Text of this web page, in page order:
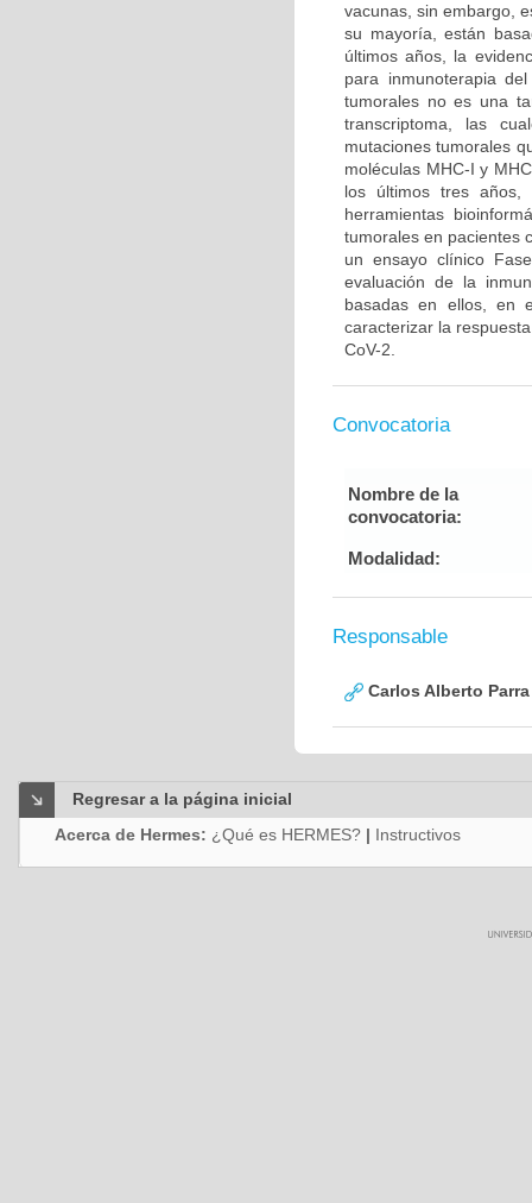
vacunas, sin embargo,
su mayoría, están
últimos años, la
para inmunoterapia
tumorales no es una
transcriptoma, las
mutaciones tumorales
moléculas MHC-I y
los últimos tres años,
herramientas
tumorales en pacientes
un ensayo clínico
evaluación de la
basadas en ellos, en
caracterizar la
CoV-2.
Convocatoria
Nombre de la
convocatoria:
Modalidad:
Responsable
Carlos Alberto
Regresar a la página inicial
Acerca de Hermes: ¿Qué es HERMES? | Instructivos